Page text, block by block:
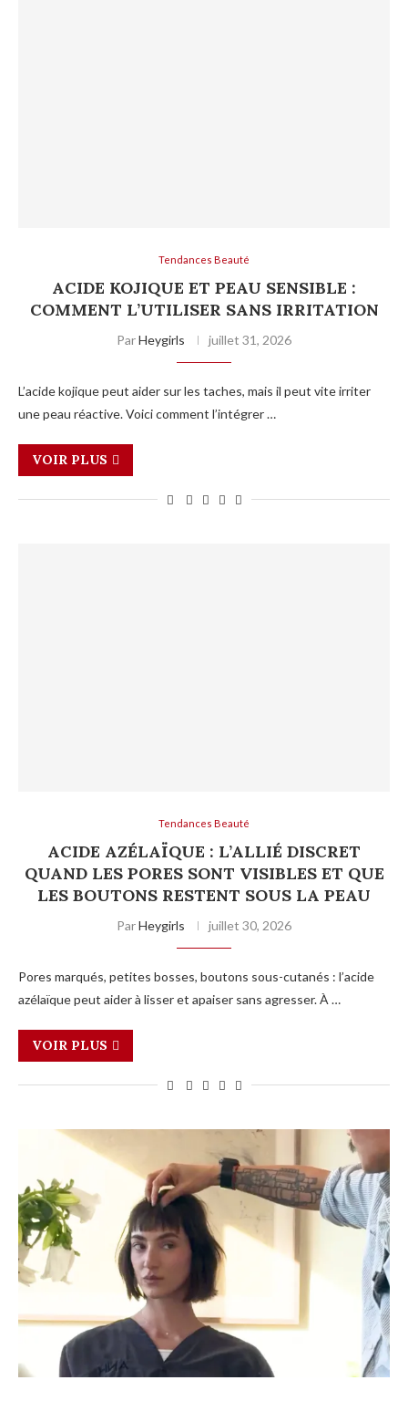
Tendances Beauté
ACIDE KOJIQUE ET PEAU SENSIBLE :
COMMENT L’UTILISER SANS IRRITATION
ParHeygirls juillet 31, 2026
L’acide kojique peut aider sur les taches, mais il peut vite irriter
une peau réactive. Voici comment l’intégrer …
VOIR PLUS
Tendances Beauté
ACIDE AZÉLAÏQUE : L’ALLIÉ DISCRET
QUAND LES PORES SONT VISIBLES ET QUE
LES BOUTONS RESTENT SOUS LA PEAU
ParHeygirls juillet 30, 2026
Pores marqués, petites bosses, boutons sous-cutanés : l’acide
azélaïque peut aider à lisser et apaiser sans agresser. À …
VOIR PLUS